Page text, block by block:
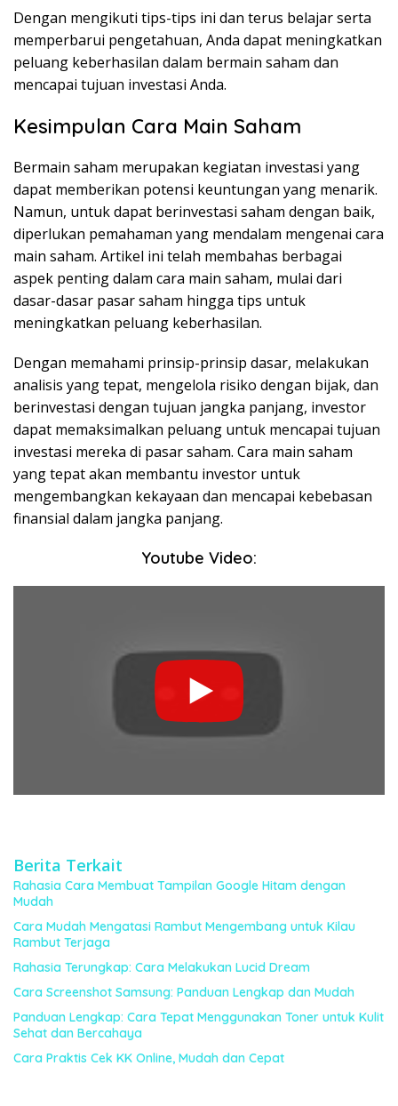
Dengan mengikuti tips-tips ini dan terus belajar serta
memperbarui pengetahuan, Anda dapat meningkatkan
peluang keberhasilan dalam bermain saham dan
mencapai tujuan investasi Anda.
Kesimpulan Cara Main Saham
Bermain saham merupakan kegiatan investasi yang
dapat memberikan potensi keuntungan yang menarik.
Namun, untuk dapat berinvestasi saham dengan baik,
diperlukan pemahaman yang mendalam mengenai cara
main saham. Artikel ini telah membahas berbagai
aspek penting dalam cara main saham, mulai dari
dasar-dasar pasar saham hingga tips untuk
meningkatkan peluang keberhasilan.
Dengan memahami prinsip-prinsip dasar, melakukan
analisis yang tepat, mengelola risiko dengan bijak, dan
berinvestasi dengan tujuan jangka panjang, investor
dapat memaksimalkan peluang untuk mencapai tujuan
investasi mereka di pasar saham. Cara main saham
yang tepat akan membantu investor untuk
mengembangkan kekayaan dan mencapai kebebasan
finansial dalam jangka panjang.
Youtube Video:
Berita Terkait
Rahasia Cara Membuat Tampilan Google Hitam dengan
Mudah
Cara Mudah Mengatasi Rambut Mengembang untuk Kilau
Rambut Terjaga
Rahasia Terungkap: Cara Melakukan Lucid Dream
Cara Screenshot Samsung: Panduan Lengkap dan Mudah
Panduan Lengkap: Cara Tepat Menggunakan Toner untuk Kulit
Sehat dan Bercahaya
Cara Praktis Cek KK Online, Mudah dan Cepat